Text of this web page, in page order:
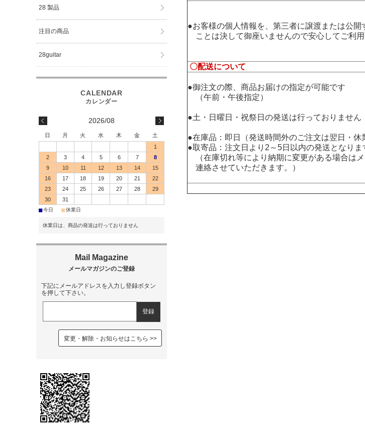
●お客様の個人情報を、第三者に譲渡または公開
ことは決して御座いませんので安心してご利
〇配送について
●御注文の際、商品お届けの指定が可能です
（午前・午後指定）
●土・日曜日・祝祭日の発送は行っておりません
●在庫品：即日（発送時間外のご注文は翌日・休
●取寄品：注文日より2～5日以内の発送となりま
（在庫切れ等により納期に変更がある場合は
連絡させていただきます。）
28 製品
注目の商品
28guitar
2026/08
日 月 火 水 木 金
土
1
2
3 4 5 6 7
8
9
10 11 12 13 14
15
16
17 18 19 20 21
22
23
24 25 26 27 28
29
30
31
■今日 ■休業日
休業日は、商品の発送は行っておりません
下記にメールアドレスを入力し登録ボタン
を押して下さい。
変更・解除・お知らせはこちら